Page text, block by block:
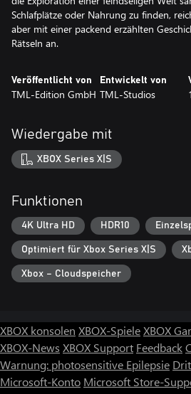
Schlafplätze oder Nahrung zu finden,
aber mit einer packend erzählten
Rätseln an.
Veröffentlicht von
TML-Edition GmbH
Entwickelt von
TML-Studios
Wiedergabe mit
XBOX Series X|S
Funktionen
4K Ultra HD HDR10
Optimiert für Xbox Series X|S
Xbox – Cloudspeicher
XBOX konsolen XBOX-SpieleXBOX
XBOX-News XBOX Support Feedback
Warnung: photosensitive Epilepsie
Microsoft-Konto Microsoft Store-